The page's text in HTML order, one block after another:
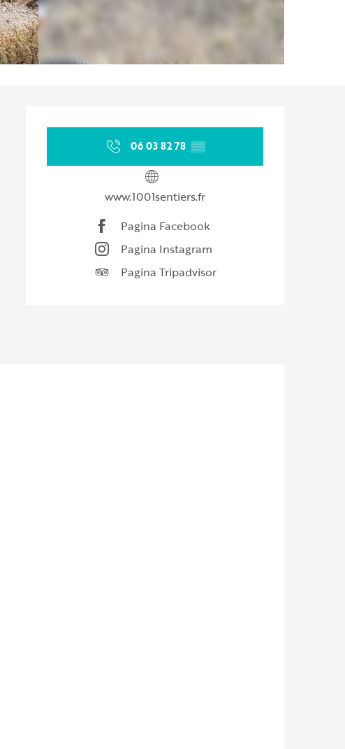
Orari e contatti
06 03 82 78 ▒▒
www.1001sentiers.fr
Pagina Facebook
Pagina Instagram
Pagina Tripadvisor